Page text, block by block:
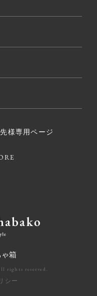
様専用ページ
箱
rights reserved.
シー